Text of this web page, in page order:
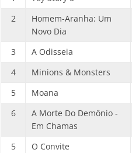
2
Homem-Aranha: Um
Novo Dia
3 A Odisseia
4
Minions & Monsters
5
Moana
6
A Morte Do Demônio -
Em Chamas
5
O Convite